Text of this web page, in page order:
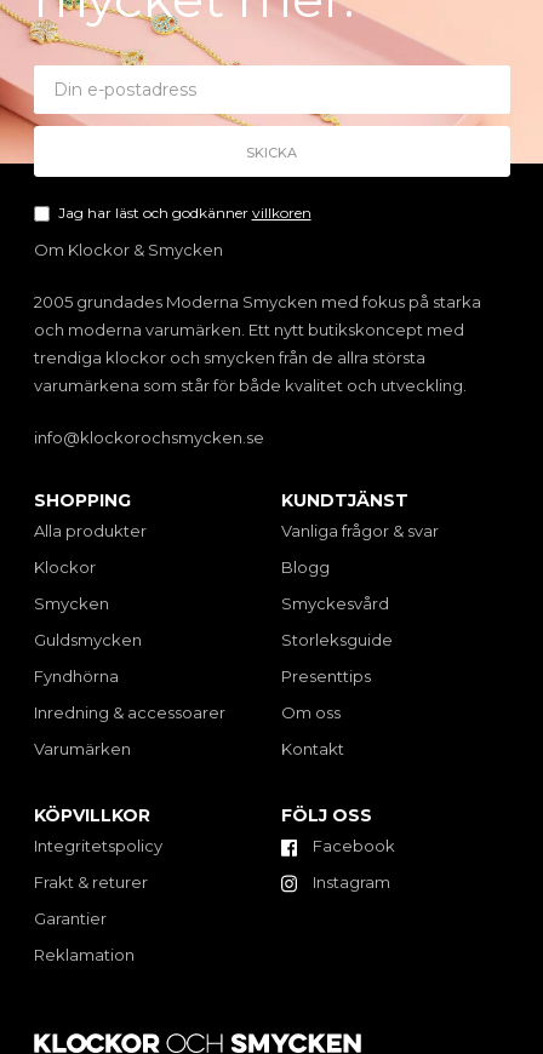
Jag har läst och godkänner villkoren
Om Klockor & Smycken
2005 grundades Moderna Smycken med fokus på starka
och moderna varumärken. Ett nytt butikskoncept med
trendiga klockor och smycken från de allra största
varumärkena som står för både kvalitet och utveckling.
info@klockorochsmycken.se
SHOPPING
Alla produkter
Klockor
Smycken
Guldsmycken
Fyndhörna
Inredning & accessoarer
Varumärken
KUNDTJÄNST
Vanliga frågor & svar
Blogg
Smyckesvård
Storleksguide
Presenttips
Om oss
Kontakt
KÖPVILLKOR
Integritetspolicy
Frakt & returer
Garantier
Reklamation
FÖLJ OSS
Facebook
Instagram